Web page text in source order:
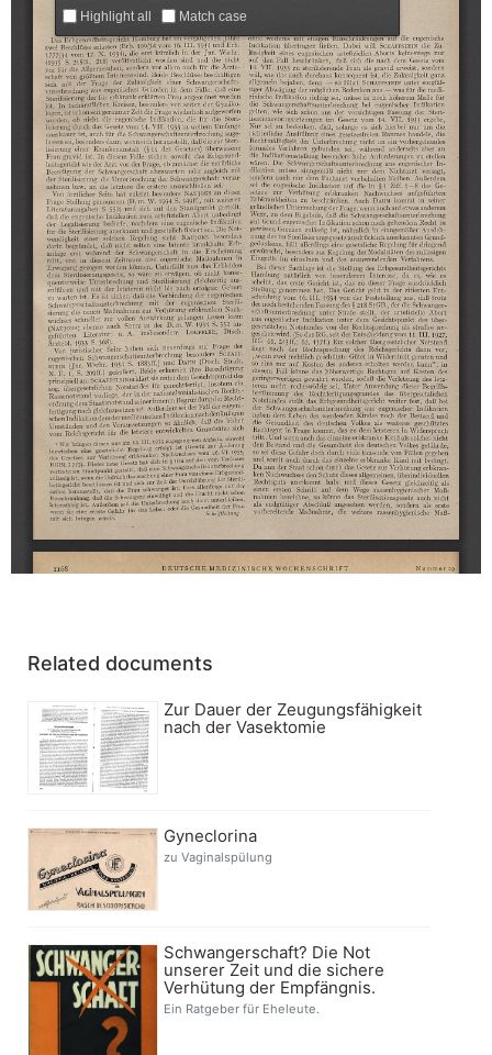
Related documents
Zur Dauer der Zeugungsfähigkeit
nach der Vasektomie
Gyneclorina
zu Vaginalspülung
Schwangerschaft? Die Not
unserer Zeit und die sichere
Verhütung der Empfängnis.
Ein Ratgeber für Eheleute.